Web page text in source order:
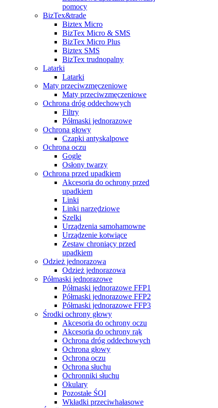
pomocy
BizTex&trade
Biztex Micro
BizTex Micro & SMS
BizTex Micro Plus
Biztex SMS
BizTex trudnopalny
Latarki
Latarki
Maty przeciwzmęczeniowe
Maty przeciwzmęczeniowe
Ochrona dróg oddechowych
Filtry
Półmaski jednorazowe
Ochrona głowy
Czapki antyskalpowe
Ochrona oczu
Gogle
Osłony twarzy
Ochrona przed upadkiem
Akcesoria do ochrony przed
upadkiem
Linki
Linki narzędziowe
Szelki
Urządzenia samohamowne
Urządzenie kotwiące
Zestaw chroniący przed
upadkiem
Odzież jednorazowa
Odzież jednorazowa
Półmaski jednorazowe
Półmaski jednorazowe FFP1
Półmaski jednorazowe FFP2
Półmaski jednorazowe FFP3
Środki ochrony głowy
Akcesoria do ochrony oczu
Akcesoria do ochrony rąk
Ochrona dróg oddechowych
Ochrona głowy
Ochrona oczu
Ochrona słuchu
Ochronniki słuchu
Okulary
Pozostałe ŚOI
Wkładki przeciwhałasowe